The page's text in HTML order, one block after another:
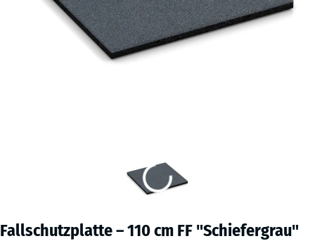
Fallschutzplatte – 110 cm FF "Schiefergrau"